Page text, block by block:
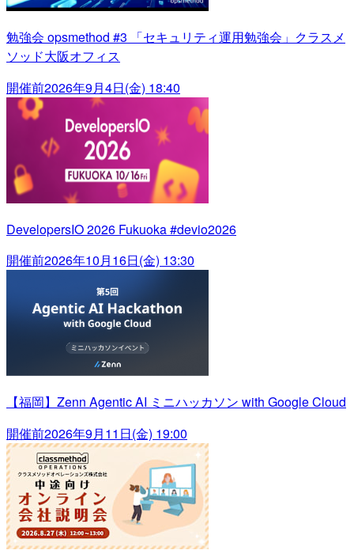
勉強会 opsmethod #3 「セキュリティ運用勉強会」クラスメ
ソッド大阪オフィス
開催前2026年9月4日(金) 18:40
DevelopersIO 2026 Fukuoka #devio2026
開催前2026年10月16日(金) 13:30
【福岡】Zenn Agentic AI ミニハッカソン with Google Cloud
開催前2026年9月11日(金) 19:00